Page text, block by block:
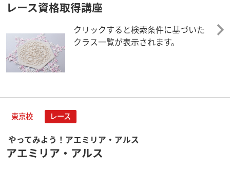
レース資格取得講座
クリックすると検索条件に基づいた
クラス一覧が表示されます。
東京校 レース
やってみよう！アエミリア・アルス
アエミリア・アルス